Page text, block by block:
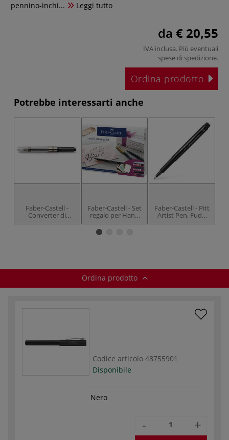
pennino-inchi...
Leggi tutto
da € 20,55
IVA inclusa. Più eventuali
spese di spedizione.
Ordina prodotto
Potrebbe interessarti anche
Faber-Castell -
Converter di
inchiostro per
Faber-Castell - Set
regalo per Hand
Lettering
Faber-Castell - Pitt
Artist Pen, Fude,
Punta a pennello
Ordina prodotto
Codice articolo 48755901
Disponibile
Nero
- +